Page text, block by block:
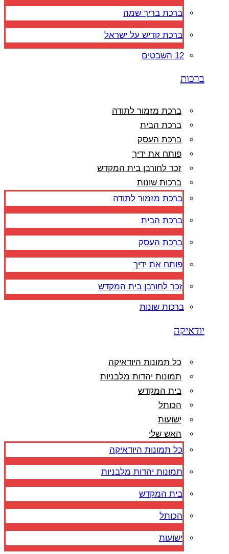
ברכת בריך שמה
ברכת קדיש על ישראל
12 השבטים
ברכות
ברכת מזמור לתודה
ברכת הבית
ברכת העסק
פותח את ידיך
זכר לחורבן בית המקדש
ברכות שונות
ברכת מזמור לתודה
ברכת הבית
ברכת העסק
פותח את ידיך
זכר לחורבן בית המקדש
ברכות שונות
יודאיקה
כל תמונות היודאיקה
תמונות יהדות מלבניות
בית המקדש
הכותל
ישועות
האש שלי
כל תמונות היודאיקה
תמונות יהדות מלבניות
בית המקדש
הכותל
ישועות